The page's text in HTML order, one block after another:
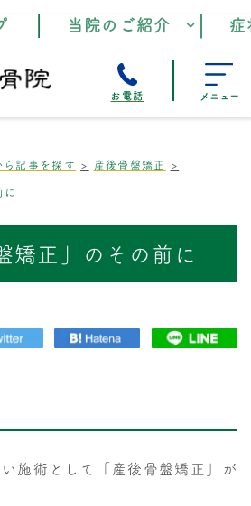
当院のご紹介
お電話 メニュー
ら記事を探す
産後骨盤矯正
矯正」のその前に
施術として「産後骨盤矯正」が